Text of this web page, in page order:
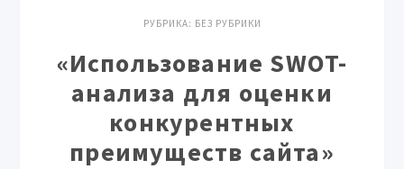
РУБРИКА: БЕЗ РУБРИКИ
«Использование SWOT-
анализа для оценки
конкурентных
преимуществ сайта»